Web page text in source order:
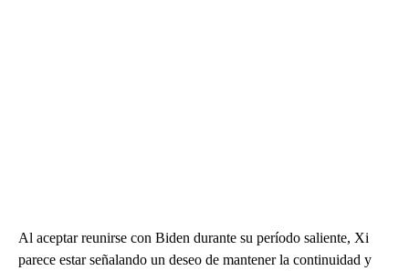
Al aceptar reunirse con Biden durante su período saliente, Xi
parece estar señalando un deseo de mantener la continuidad y